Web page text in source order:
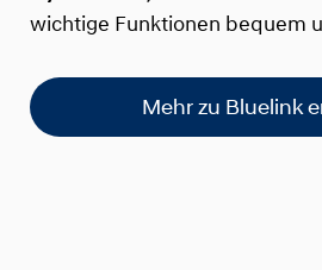
wichtige Funktionen bequem
Mehr zu Bluelink